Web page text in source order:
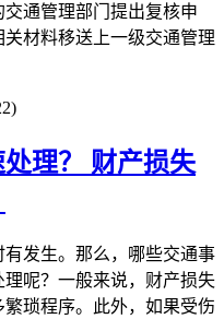
通管理部门提出复核申
材料移送上一级交通管理
理？ 财产损失
发生。那么，哪些交通事
呢？一般来说，财产损失
琐程序。此外，如果受伤